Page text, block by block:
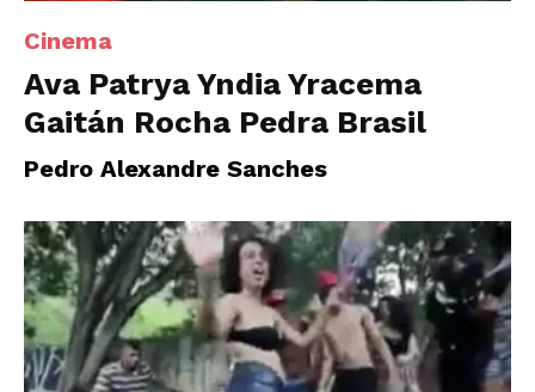
Cinema
Ava Patrya Yndia Yracema
Gaitán Rocha Pedra Brasil
Pedro Alexandre Sanches